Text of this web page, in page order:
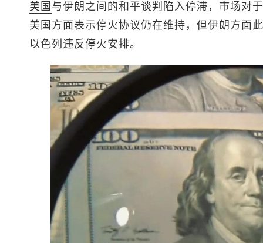
美国 与伊朗之间的和平谈判陷入停滞，市场对
美国方面表示停火协议仍在维持，但伊朗方面
以色列违反停火安排。